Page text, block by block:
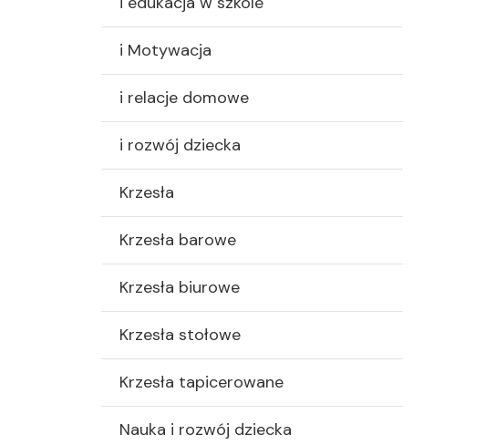
i Motywacja
i relacje domowe
i rozwój dziecka
Krzesła
Krzesła barowe
Krzesła biurowe
Krzesła stołowe
Krzesła tapicerowane
Nauka i rozwój dziecka